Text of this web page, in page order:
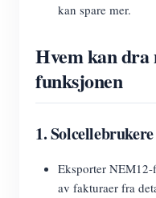
kan spare mer.
Hvem kan dra
funksjonen
1.
Eksporter
av fakturaer fra